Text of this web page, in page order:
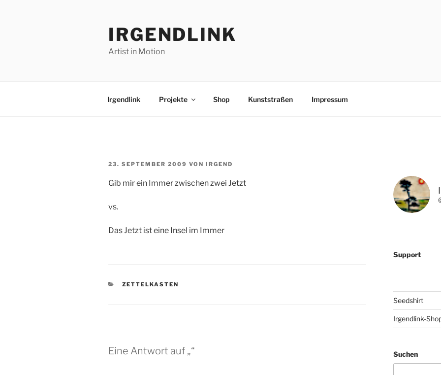
IRGENDLINK
Artist in Motion
Irgendlink Projekte Shop Kunststraßen Impressum
VERÖFFENTLICHT
23. SEPTEMBER 2009 VON IRGEND
Gib mir ein Immer zwischen zwei Jetzt
vs.
Das Jetzt ist eine Insel im Immer
KATEGORIEN
ZETTELKASTEN
Eine Antwort auf „“
Support
Seedshirt
Irgendlink-
Suchen